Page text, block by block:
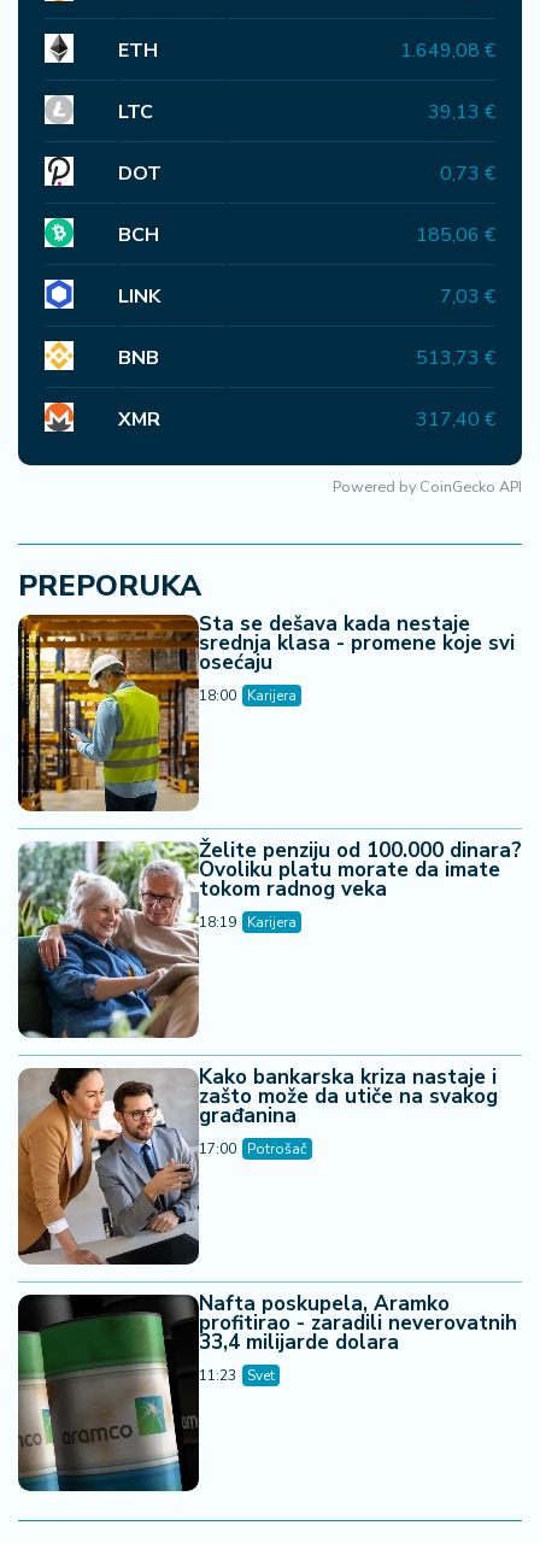
ETH 1.649,08 €
LTC 39,13 €
DOT 0,73 €
BCH 185,06 €
LINK 7,03 €
BNB 513,73 €
XMR 317,40 €
Powered by CoinGecko API
PREPORUKA
Šta se dešava kada nestaje
srednja klasa - promene koje svi
osećaju
18:00 Karijera
Želite penziju od 100.000 dinara?
Ovoliku platu morate da imate
tokom radnog veka
18:19 Karijera
Kako bankarska kriza nastaje i
zašto može da utiče na svakog
građanina
17:00 Potrošač
Nafta poskupela, Aramko
profitirao - zaradili neverovatnih
33,4 milijarde dolara
11:23 Svet